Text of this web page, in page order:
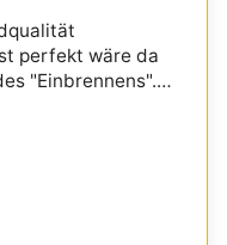
perfekt wäre da
"Einbrennens".